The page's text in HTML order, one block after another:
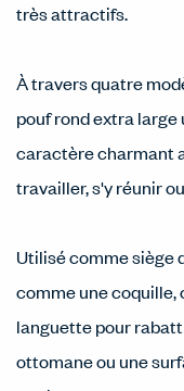
très attractifs.
À travers quatre
pouf rond extra large
caractère charmant
travailler, s'y réunir
Utilisé comme siège
comme une coquille,
languette pour
ottomane ou une